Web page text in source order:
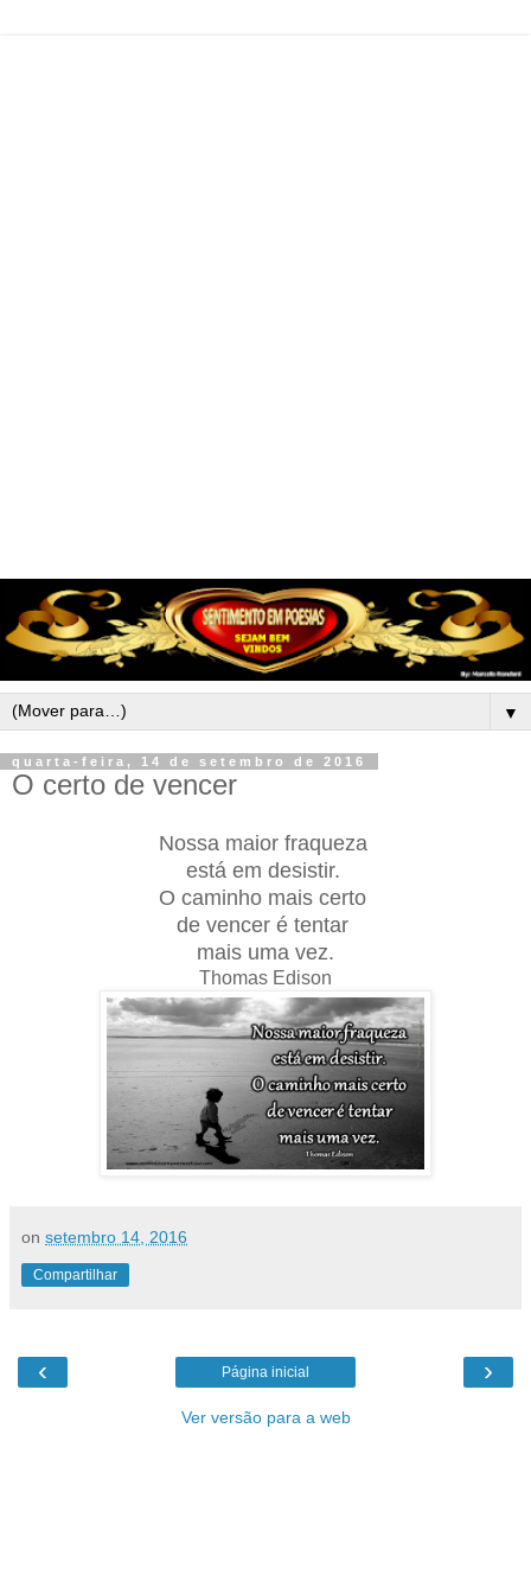
▼
quarta-feira, 14 de setembro de 2016
O certo de vencer
Nossa maior fraqueza
está em desistir.
O caminho mais certo
de vencer é tentar
mais uma vez.
Thomas Edison
on setembro 14, 2016
Compartilhar
‹ ›
Página inicial
Ver versão para a web